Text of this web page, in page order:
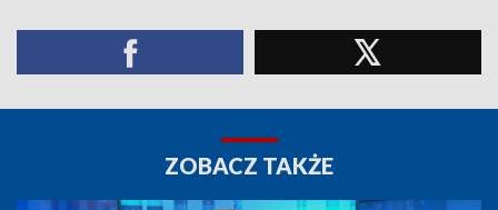
ZOBACZ TAKŻE